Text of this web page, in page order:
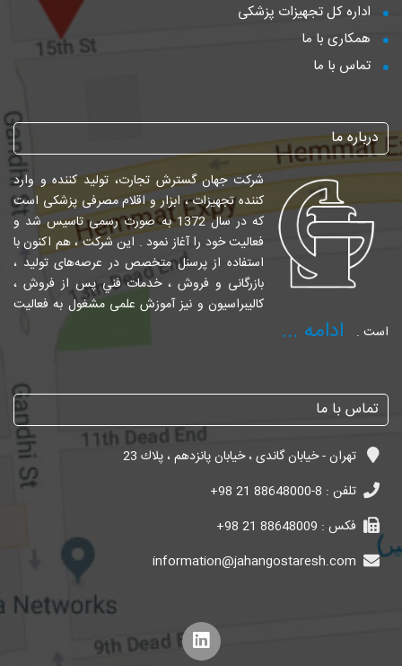
اداره کل تجهیزات پزشکی
همکاری با ما
تماس با ما
درباره ما
شرکت جهان گسترش تجارت، تولید کننده و وارد
کننده تجهیزات ، ابزار و اقلام مصرفی پزشکی است
که در سال 1372 به صورت رسمی تاسیس شد و
فعالیت خود را آغاز نمود . این شرکت ، هم اکنون با
استفاده از پرسنل متخصص در عرصه‌های تولید ،
بازرگانی و فروش ، خدمات فني پس از فروش ،
کالیبراسیون و نیز آموزش علمی مشغول به فعالیت
است .
ادامه ...
تماس با ما
تهران - خیابان گاندی ، خیابان پانزدهم ، پلاك 23
تلفن : +98 21 88648000-8
فکس : +98 21 88648009
information@jahangostaresh.com